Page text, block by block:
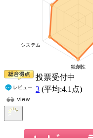
投票受付中
3 (平均:4.1 点)